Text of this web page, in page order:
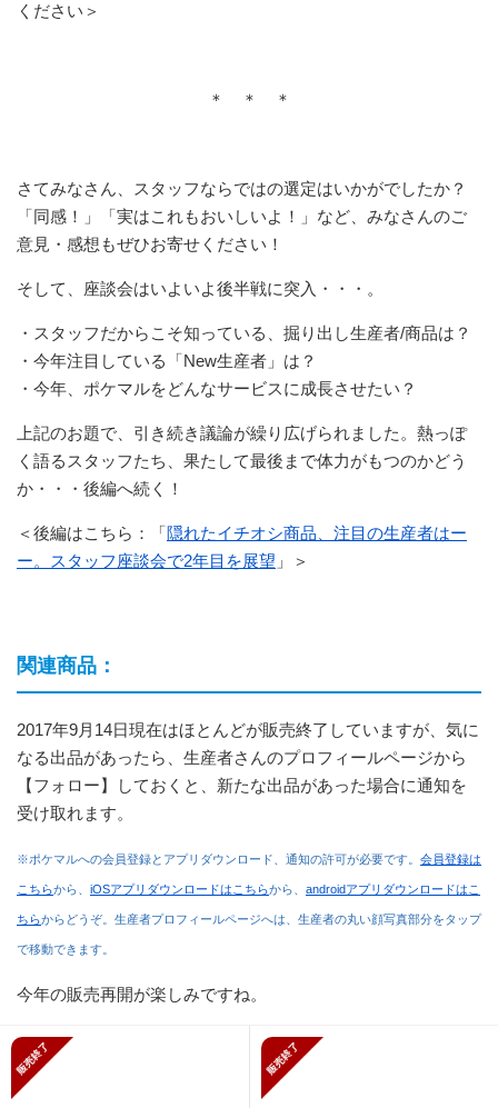
ください＞
＊ ＊ ＊
さてみなさん、スタッフならではの選定はいかがでしたか？
「同感！」「実はこれもおいしいよ！」など、みなさんのご
意見・感想もぜひお寄せください！
そして、座談会はいよいよ後半戦に突入・・・。
・スタッフだからこそ知っている、掘り出し生産者/商品は？
・今年注目している「New生産者」は？
・今年、ポケマルをどんなサービスに成長させたい？
上記のお題で、引き続き議論が繰り広げられました。熱っぽ
く語るスタッフたち、果たして最後まで体力がもつのかどう
か・・・後編へ続く！
＜後編はこちら：「隠れたイチオシ商品、注目の生産者はー
ー。スタッフ座談会で2年目を展望 」＞
関連商品：
2017年9月14日現在はほとんどが販売終了していますが、気に
なる出品があったら、生産者さんのプロフィールページから
【フォロー】しておくと、新たな出品があった場合に通知を
受け取れます。
※ポケマルへの会員登録とアプリダウンロード、通知の許可が必要です。 会員登録は
こちらから、 iOSアプリダウンロードはこちらから、 androidアプリダウンロードはこ
ちらからどうぞ。生産者プロフィールページへは、生産者の丸い顔写真部分をタップ
で移動できます。
今年の販売再開が楽しみですね。